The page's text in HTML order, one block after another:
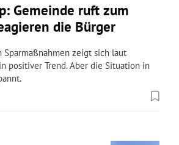
Gemeinde ruft zum
die Bürger
Sparmaßnahmen zeigt sich laut
positiver Trend. Aber die Situation in